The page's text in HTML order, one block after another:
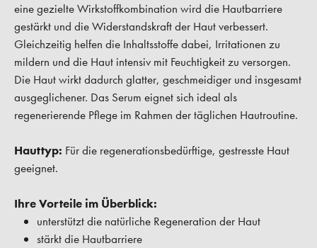
eine gezielte Wirkstoffkombination wird die Hautbarriere
gestärkt und die Widerstandskraft der Haut verbessert.
Gleichzeitig helfen die Inhaltsstoffe dabei, Irritationen zu
mildern und die Haut intensiv mit Feuchtigkeit zu versorgen.
Die Haut wirkt dadurch glatter, geschmeidiger und insgesamt
ausgeglichener. Das Serum eignet sich ideal als
regenerierende Pflege im Rahmen der täglichen Hautroutine.
Hauttyp: Für die regenerationsbedürftige, gestresste Haut
geeignet.
Ihre Vorteile im Überblick:
unterstützt die natürliche Regeneration der Haut
stärkt die Hautbarriere